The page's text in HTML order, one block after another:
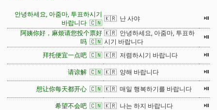
안녕하세요, 아줌마, 투표하시기
바랍니다 🇨🇳
🇰🇷 난 사야 ⏯
阿姨你好，麻烦请您投个票好
吗 🇨🇳
🇰🇷 안녕하세요, 아줌마, 투표하
시기 바랍니다
⏯
拜托便宜一点吧 🇨🇳 🇰🇷 저렴하시기 바랍니다 ⏯
请谅解 🇨🇳 🇰🇷 양해 바랍니다 ⏯
想让你每天都开心 🇨🇳 🇰🇷 매일 행복하기를 바랍니다 ⏯
希望不会吧 🇨🇳 🇰🇷 나는 하지 바랍니다 ⏯